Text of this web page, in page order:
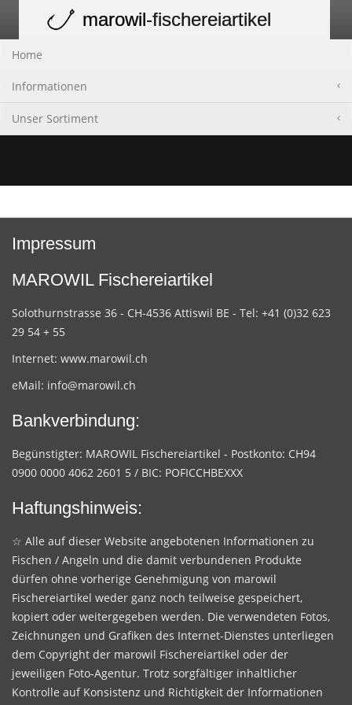
navigation
marowil-fischereiartikel
Home
Informationen
Unser Sortiment
Impressum
MAROWIL Fischereiartikel
Solothurnstrasse 36 - CH-4536 Attiswil BE - Tel: +41 (0)32 623
29 54 + 55
Internet: www.marowil.ch
eMail: info@marowil.ch
Bankverbindung:
Begünstigter: MAROWIL Fischereiartikel - Postkonto: CH94
0900 0000 4062 2601 5 / BIC: POFICCHBEXXX
Haftungshinweis:
☆ Alle auf dieser Website angebotenen Informationen zu
Fischen / Angeln und die damit verbundenen Produkte
dürfen ohne vorherige Genehmigung von marowil
Fischereiartikel weder ganz noch teilweise gespeichert,
kopiert oder weitergegeben werden. Die verwendeten Fotos,
Zeichnungen und Grafiken des Internet-Dienstes unterliegen
dem Copyright der marowil Fischereiartikel oder der
jeweiligen Foto-Agentur. Trotz sorgfältiger inhaltlicher
Kontrolle auf Konsistenz und Richtigkeit der Informationen